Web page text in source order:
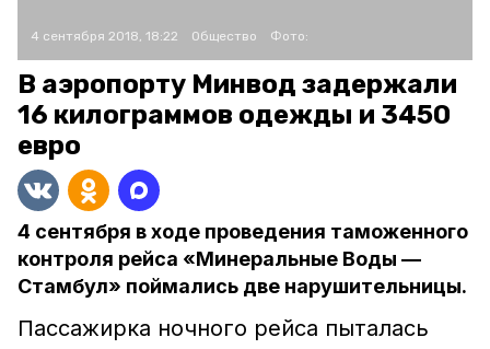
4 сентября 2018, 18:22 Общество Фото:
В аэропорту Минвод задержали
16 килограммов одежды и 3450
евро
4 сентября в ходе проведения таможенного
контроля рейса «Минеральные Воды —
Стамбул» поймались две нарушительницы.
Пассажирка ночного рейса пыталась